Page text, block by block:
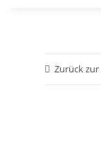
Zurück zur